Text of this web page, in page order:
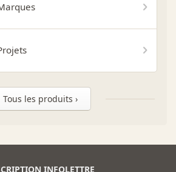
Tous les produits ›
INFOLETTRE